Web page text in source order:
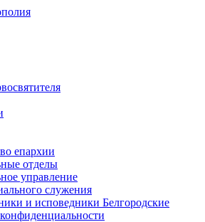
епархии
отделы
управление
служения
и исповедники Белгородские